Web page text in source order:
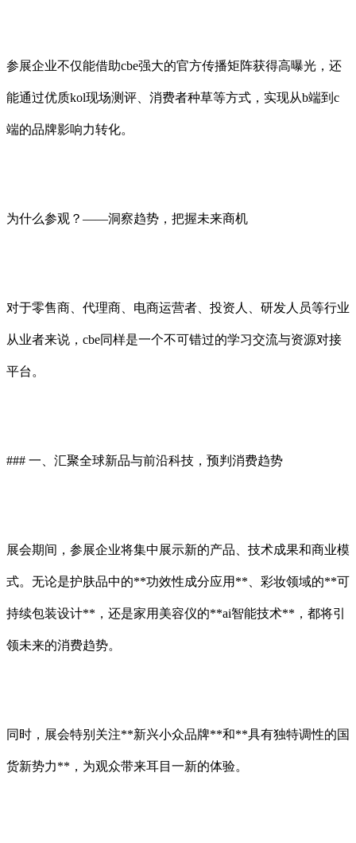
参展企业不仅能借助cbe强大的官方传播矩阵获得高曝光，还
能通过优质kol现场测评、消费者种草等方式，实现从b端到c
端的品牌影响力转化。
为什么参观？——洞察趋势，把握未来商机
对于零售商、代理商、电商运营者、投资人、研发人员等行业
从业者来说，cbe同样是一个不可错过的学习交流与资源对接
平台。
### 一、汇聚全球新品与前沿科技，预判消费趋势
展会期间，参展企业将集中展示新的产品、技术成果和商业模
式。无论是护肤品中的**功效性成分应用**、彩妆领域的**可
持续包装设计**，还是家用美容仪的**ai智能技术**，都将引
领未来的消费趋势。
同时，展会特别关注**新兴小众品牌**和**具有独特调性的国
货新势力**，为观众带来耳目一新的体验。